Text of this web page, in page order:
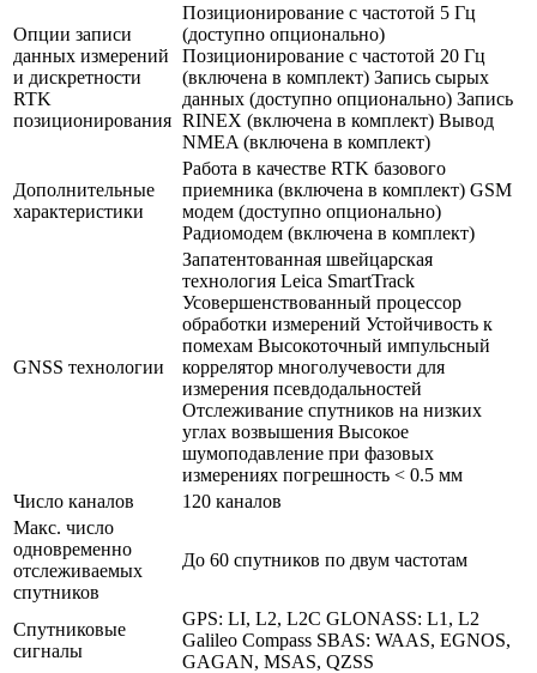
Опции записи
данных измерений
и дискретности
RTK
позиционирования
Позиционирование с частотой 5 Гц
(доступно опционально)
Позиционирование с частотой 20 Гц
(включена в комплект) Запись сырых
данных (доступно опционально) Запись
RINEX (включена в комплект) Вывод
NMEA (включена в комплект)
Дополнительные
характеристики
Работа в качестве RTK базового
приемника (включена в комплект) GSM
модем (доступно опционально)
Радиомодем (включена в комплект)
GNSS технологии
Запатентованная швейцарская
технология Leica SmartTrack
Усовершенствованный процессор
обработки измерений Устойчивость к
помехам Высокоточный импульсный
коррелятор многолучевости для
измерения псевдодальностей
Отслеживание спутников на низких
углах возвышения Высокое
шумоподавление при фазовых
измерениях погрешность < 0.5 мм
Число каналов
120 каналов
Макс. число
одновременно
отслеживаемых
спутников
До 60 спутников по двум частотам
Спутниковые
сигналы
GPS: LI, L2, L2C GLONASS: L1, L2
Galileo Compass SBAS: WAAS, EGNOS,
GAGAN, MSAS, QZSS